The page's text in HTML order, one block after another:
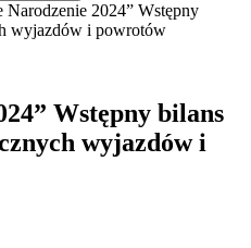
Narodzenie 2024” Wstępny
wyjazdów i powrotów
Wstępny bilans
wyjazdów i